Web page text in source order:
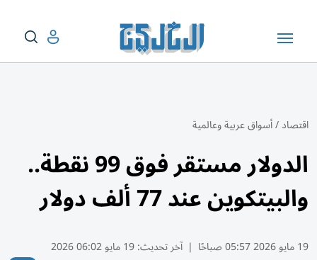
اقتصاد/أسواق عربية وعالمية
الدولار مستقر فوق 99 نقطة..
والبيتكوين عند 77 ألف دولار
19 مايو 2026 05:57 صباحًا | آخر تحديث:19 مايو 06:02 2026